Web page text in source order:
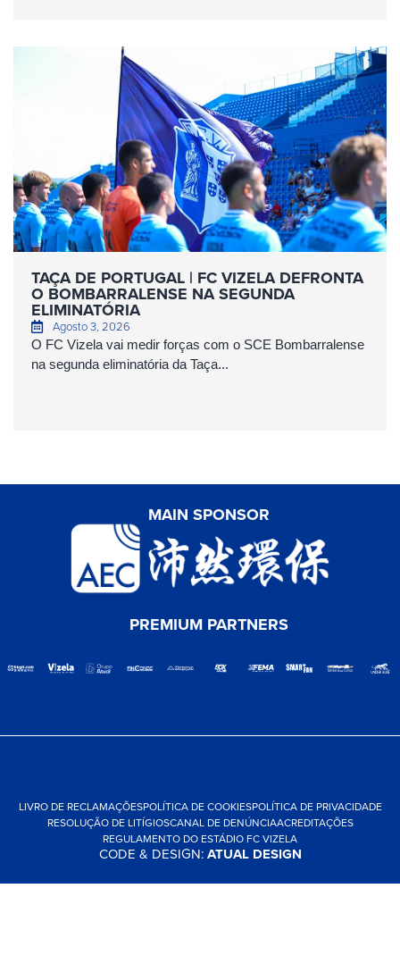
TAÇA DE PORTUGAL | FC VIZELA DEFRONTA
O BOMBARRALENSE NA SEGUNDA
ELIMINATÓRIA
Agosto 3, 2026
O FC Vizela vai medir forças com o SCE Bombarralense
na segunda eliminatória da Taça...
MAIN SPONSOR
PREMIUM PARTNERS
LIVRO DE RECLAMAÇÕESPOLÍTICA DE COOKIESPOLÍTICA DE PRIVACIDADE
RESOLUÇÃO DE LITÍGIOSCANAL DE DENÚNCIAACREDITAÇÕES
REGULAMENTO DO ESTÁDIO FC VIZELA
CODE & DESIGN:ATUAL DESIGN